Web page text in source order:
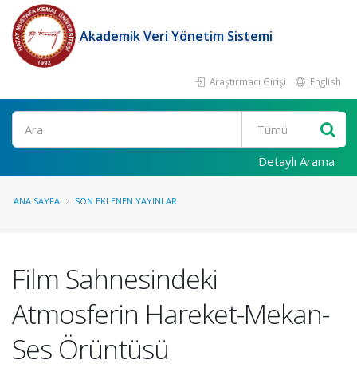
Akademik Veri Yönetim Sistemi
Araştırmacı Girişi English
Ara
Detaylı Arama
ANA SAYFA SON EKLENEN YAYINLAR
Film Sahnesindeki
Atmosferin Hareket-Mekan-
Ses Örüntüsü